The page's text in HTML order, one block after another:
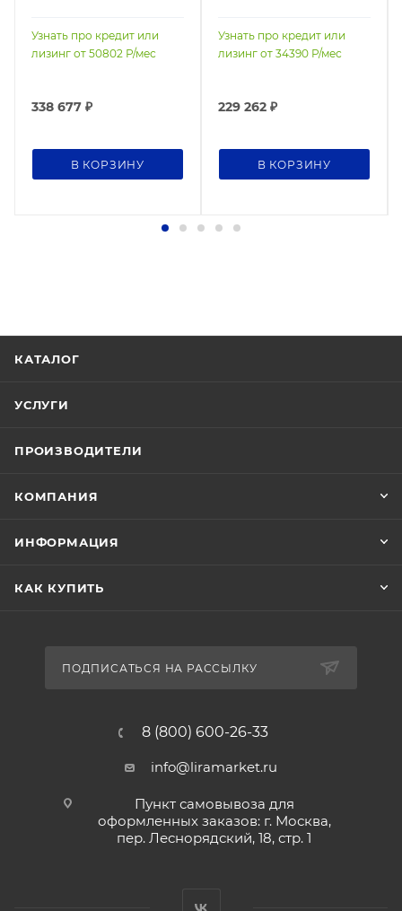
Узнать про кредит или
лизинг от 50802 Р/мес
338 677 ₽
В КОРЗИНУ
Узнать про кредит или
лизинг от 34390 Р/мес
229 262 ₽
В КОРЗИНУ
КАТАЛОГ
УСЛУГИ
ПРОИЗВОДИТЕЛИ
КОМПАНИЯ
ИНФОРМАЦИЯ
КАК КУПИТЬ
ПОДПИСАТЬСЯ НА РАССЫЛКУ
8 (800) 600-26-33
info@liramarket.ru
Пункт самовывоза для
оформленных заказов: г. Москва,
пер. Леснорядский, 18, стр. 1